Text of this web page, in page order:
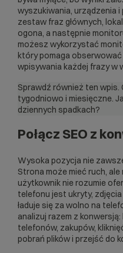
wyszukiwania, urządzenia
zestaw fraz głównych,
ogona, a następnie
możesz wykorzystać
który pomaga
wpisywania każdej frazy w
Sprawdź również ten wpis.
tygodniowo i miesięczne.
dziennych spadkach?
Połącz SEO z
Wysoka pozycja nie
Strona może mieć ruch,
użytkownik nie rozumie
telefonu jest ukryty,
ładuje się za wolno na
analizuj razem z
telefonów, zakupów,
pobrań plików i przejść do